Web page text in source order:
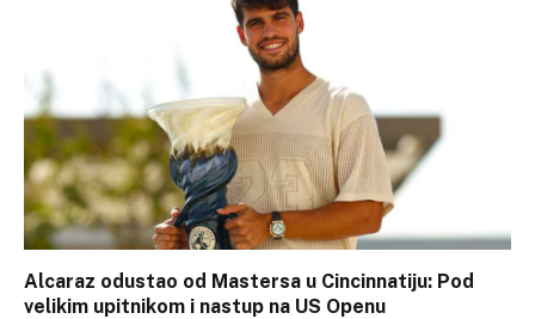
Alcaraz odustao od Mastersa u Cincinnatiju: Pod
velikim upitnikom i nastup na US Openu